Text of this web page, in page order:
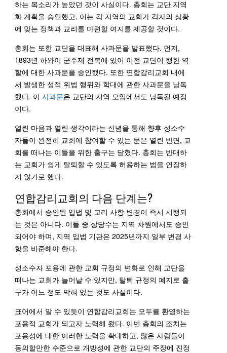
하는 목소리가 높았던 것이 사실이다. 총회는 교단 지역
화 계획을 승인했고, 이는 각 지역의 교회가 각자의 상황
에 맞는 정책과 교리를 마련할 여지를 제공할 것이다.
총회는 또한 교단을 대표해 사과문을 발표했다. 먼저,
1893년 하와이 군주제 전복에 있어 이전 교단이 행한 역
할에 대한 사과문을 승인했다. 또한 연합감리교회 내에
서 발생한 성적 위법 행위와 학대에 관한 사과문을 낭독
했다. 이사과문은 교단의 지역 모임에서도 낭독될 예정
이다.
열린 마음과 열린 생각이라는 신념을 통해 향후 성소수
자들이 완전히 교회에 참여할 수 있는 문은 열린 반면, 교
회를 떠나는 이들을 위한 출구는 닫혔다. 총회는 반대하
는 교회가 쉽게 탈퇴할 수 있도록 허용하는 법을 연장하
지 않기로 했다.
연합감리교회의 다음 단계는?
총회에서 승인된 입법 및 교리 사항 변경이 즉시 시행되
는 것은 아니다. 이들 중 상당수는 지역 차원에서도 승인
되어야 하며, 지역 입법 기관은 2025년까지 일부 변경 사
항을 비준해야 한다.
성소수자 포용에 관한 교회 규정의 변화로 인해 교단을
떠나는 교회가 늘어날 수 있지만, 탈퇴 규정의 폐지로 출
구가 어느 정도 막혀 있는 것도 사실이다.
표어에서 알 수 있듯이 연합감리교회는 모두를 환영하는
포용적 교회가 되고자 노력해 왔다. 이번 총회의 조치는
포용성에 대한 이러한 노력을 확대하고, 많은 사람들이
동의할만한 수준으로 개방성에 관한 교단의 주장에 진정